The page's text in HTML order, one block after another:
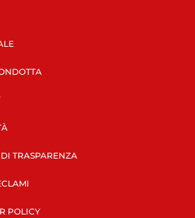
TRASPARENZA
POLICY